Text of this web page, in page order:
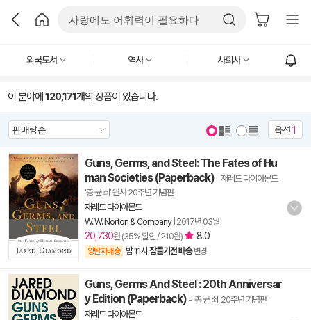
외국도서 역사 사회사
이 분야에 120,171개의 상품이 있습니다.
옵션1
Guns, Germs, and Steel: The Fates of Hu
man Societies (Paperback) - 재레드 다이아몬드
'총 균 쇠' 원서 20주년 기념판
재레드 다이아몬드
W. W. Norton & Company| 2017년 03월
20,730원 (35% 할인 / 210원) 8.0
양탄자배송 밤 11시 잠들기전 배송 변경
Guns, Germs And Steel : 20th Anniversar
y Edition (Paperback) - '총 균 쇠' 20주년 기념판
재레드 다이아몬드